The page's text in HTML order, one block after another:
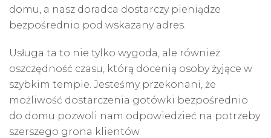
domu, a nasz doradca dostarczy pieniądze
bezpośrednio pod wskazany adres.
Usługa ta to nie tylko wygoda, ale również
oszczędność czasu, którą docenią osoby żyjące w
szybkim tempie. Jesteśmy przekonani, że
możliwość dostarczenia gotówki bezpośrednio
do domu pozwoli nam odpowiedzieć na potrzeby
szerszego grona klientów.